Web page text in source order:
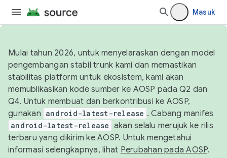
Masuk
Mulai tahun 2026, untuk menyelaraskan dengan model
pengembangan stabil trunk kami dan memastikan
stabilitas platform untuk ekosistem, kami akan
memublikasikan kode sumber ke AOSP pada Q2 dan
Q4. Untuk membuat dan berkontribusi ke AOSP,
gunakan android-latest-release . Cabang manifes
android-latest-release akan selalu merujuk ke rilis
terbaru yang dikirim ke AOSP. Untuk mengetahui
informasi selengkapnya, lihat Perubahan pada AOSP.